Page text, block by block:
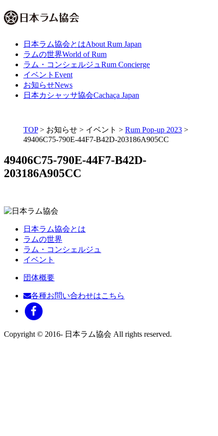
日本ラム協会とはAbout Rum Japan
ラムの世界World of Rum
ラム・コンシェルジュ Rum Concierge
イベント Event
お知らせNews
日本カシャッサ協会Cachaça Japan
TOP> お知らせ > イベント > Rum Pop-up 2023 >
49406C75-790E-44F7-B42D-203186A905CC
49406C75-790E-44F7-B42D-
203186A905CC
日本ラム協会とは
ラムの世界
ラム・コンシェルジュ
イベント
団体概要
各種お問い合わせはこちら
Copyright © 2016- 日本ラム協会 All rights reserved.